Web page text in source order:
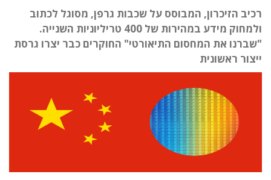
רכיב הזיכרון, המבוסס על שכבות גרפן, מסוגל לכתוב
ולמחוק מידע במהירות של 400 טריליוניות השנייה.
"שברנו את המחסום התיאורטי" החוקרים כבר יצרו גרסת
ייצור ראשונית